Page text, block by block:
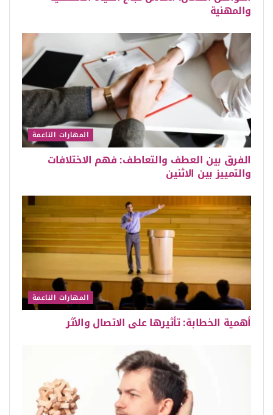
والمهنية
المهارات الناعمة
الفرق بين العطف والتعاطف: فهم الاختلافات
والتمييز بين الاثنين
المهارات الناعمة
أهمية الخطابة: تأثيرها على الاتصال والأثر